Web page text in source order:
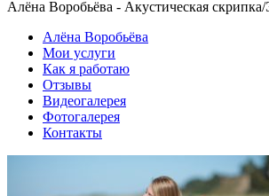
Алёна Воробьёва - Акустическая
Алёна Воробьёва
Мои услуги
Как я работаю
Отзывы
Видеогалерея
Фотогалерея
Контакты